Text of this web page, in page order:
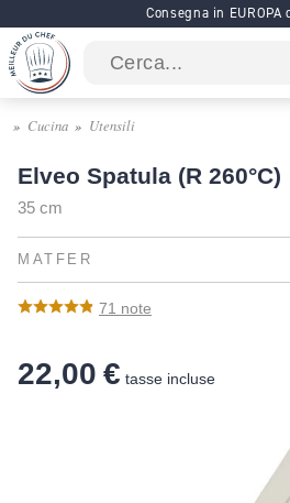
Consegna in EUROPA
Cucina Utensili
Elveo Spatula (R 260°C)
35 cm
MATFER
71 note
22,00 € tasse incluse